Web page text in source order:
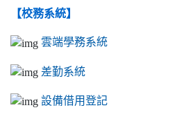
【校務系統】
雲端學務系統
差勤系統
設備借用登記